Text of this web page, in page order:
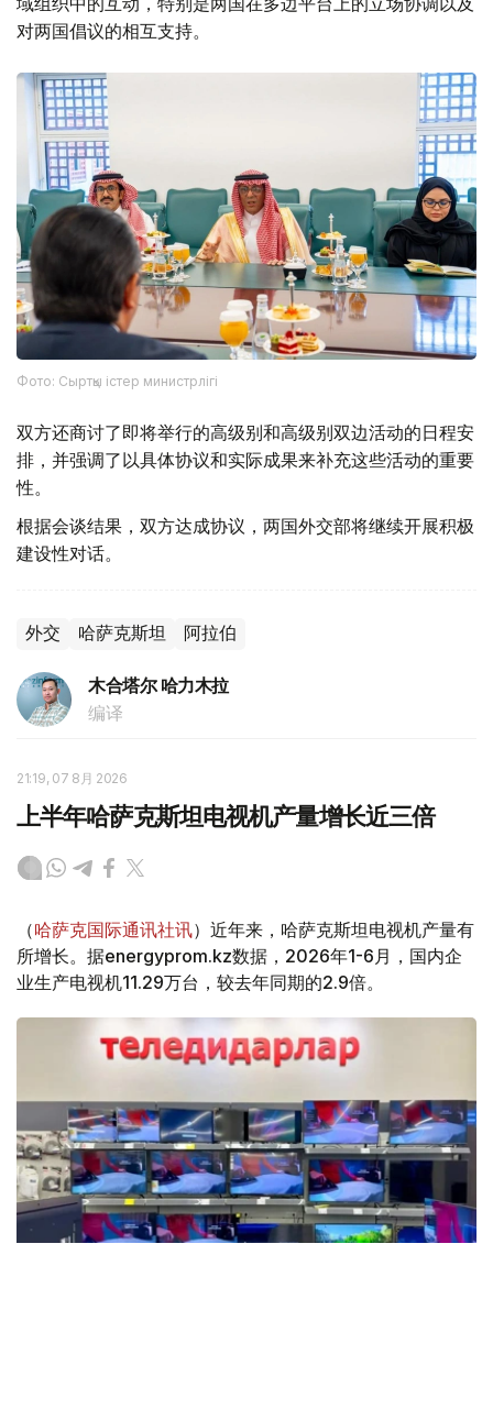
对两国倡议的相互支持。
Фото: Сыртқы істер министрлігі
双方还商讨了即将举行的高级别和高级别双边活动的日程安
排，并强调了以具体协议和实际成果来补充这些活动的重要
性。
根据会谈结果，双方达成协议，两国外交部将继续开展积极
建设性对话。
外交 哈萨克斯坦 阿拉伯
木合塔尔 哈力木拉
编译
21:19, 07 8月 2026
上半年哈萨克斯坦电视机产量增长近三倍
（哈萨克国际通讯社讯）近年来，哈萨克斯坦电视机产量有
所增长。据energyprom.kz数据，2026年1-6月，国内企
业生产电视机11.29万台，较去年同期的2.9倍。